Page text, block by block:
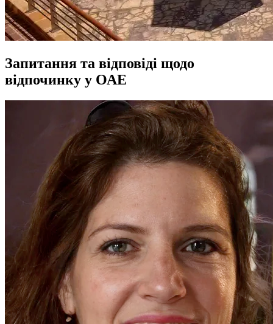
Запитання та відповіді щодо
відпочинку у ОАЕ